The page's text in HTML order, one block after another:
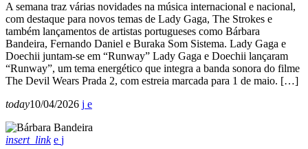
A semana traz várias novidades na música internacional e nacional,
com destaque para novos temas de Lady Gaga, The Strokes e
também lançamentos de artistas portugueses como Bárbara
Bandeira, Fernando Daniel e Buraka Som Sistema. Lady Gaga e
Doechii juntam-se em “Runway” Lady Gaga e Doechii lançaram
“Runway”, um tema energético que integra a banda sonora do filme
The Devil Wears Prada 2, com estreia marcada para 1 de maio. […]
today10/04/2026
insert_link